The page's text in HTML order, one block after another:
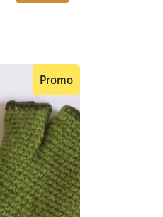
Promo